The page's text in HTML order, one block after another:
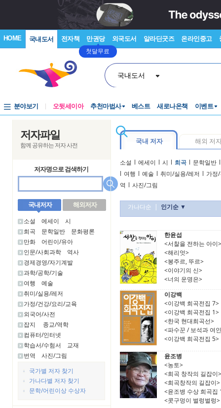
HOME 국내도서 전자책 만권당
첫달무료
외국도서 알라딘굿즈 온라인중고
국내도서
분야보기 오뒷세이아 추천마법사 베스트 새로나온책 이벤트
저자파일
함께 공유하는 저자 사전
저자명으로 검색하기
국내저자 해외저자
소설 에세이
시
희곡
문학일반
문화평론
만화
어린이/유아
인문/사회과학
역사
경제경영/자기계발
과학/공학/기술
여행
예술
취미/실용/레저
가정/건강/요리/교육
외국어/사전
잡지
종교/역학
컴퓨터/인터넷
학습서/수험서
교재
번역
사진/그림
국가별 저자 찾기
가나다별 저자 찾기
문학/어린이상 수상자
국내 저자 해외 저
소설 l 에세이 l 시 l 희곡 l 문학일반 l
l 여행 l 예술 l 취미/실용/레저 l 가정
역 l 사진/그림
가나다순 | 인기순 ▼
한윤섭
<서찰을 전하는 아이>
<해리엇>
<봉주르, 뚜르>
<이야기의 신>
<너의 운명은>
이강백
<이강백 희곡전집 7>
<이강백 희곡전집 1>
<한국 현대희곡선>
<파수꾼 / 보석과 여
<이강백 희곡전집 5>
윤조병
<농토>
<희곡 창작의 길잡이>
<희곡창작의 길잡이>
<윤조병 수상 희곡집
<콧구멍이 벌렁벌렁>